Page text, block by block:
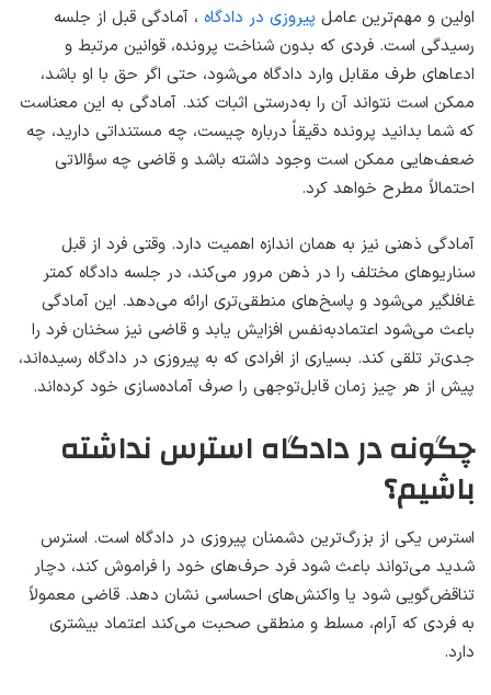
اولین و مهم‌ترین عامل پیروزی در دادگاه ، آمادگی قبل از جلسه
رسیدگی است. فردی که بدون شناخت پرونده، قوانین مرتبط و
ادعاهای طرف مقابل وارد دادگاه می‌شود، حتی اگر حق با او باشد،
ممکن است نتواند آن را به‌درستی اثبات کند. آمادگی به این معناست
که شما بدانید پرونده دقیقاً درباره چیست، چه مستنداتی دارید، چه
ضعف‌هایی ممکن است وجود داشته باشد و قاضی چه سؤالاتی
احتمالاً مطرح خواهد کرد.
آمادگی ذهنی نیز به همان اندازه اهمیت دارد. وقتی فرد از قبل
سناریوهای مختلف را در ذهن مرور می‌کند، در جلسه دادگاه کمتر
غافلگیر می‌شود و پاسخ‌های منطقی‌تری ارائه می‌دهد. این آمادگی
باعث می‌شود اعتمادبه‌نفس افزایش یابد و قاضی نیز سخنان فرد را
جدی‌تر تلقی کند. بسیاری از افرادی که به پیروزی در دادگاه رسیده‌اند،
پیش از هر چیز زمان قابل‌توجهی را صرف آماده‌سازی خود کرده‌اند.
چگونه در دادگاه استرس نداشته
باشیم؟
استرس یکی از بزرگ‌ترین دشمنان پیروزی در دادگاه است. استرس
شدید می‌تواند باعث شود فرد حرف‌های خود را فراموش کند، دچار
تناقض‌گویی شود یا واکنش‌های احساسی نشان دهد. قاضی معمولاً
به فردی که آرام، مسلط و منطقی صحبت می‌کند اعتماد بیشتری
دارد.